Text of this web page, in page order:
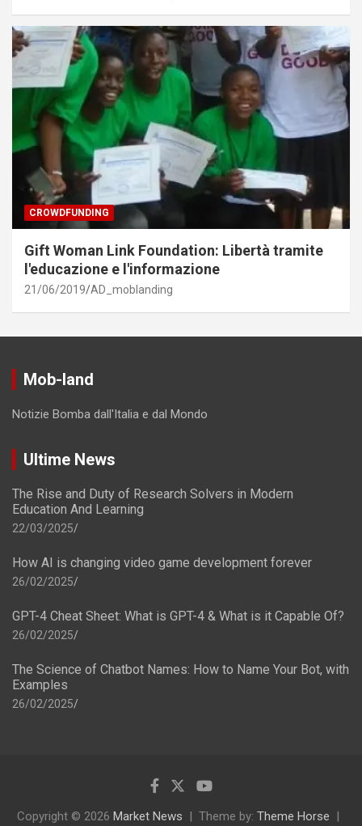
CROWDFUNDING
Gift Woman Link Foundation: Libertà tramite
l'educazione e l'informazione
21/06/2019 AD_moblanding
Mob-land
Notizie Bomba dall'Italia e dal Mondo
Ultime News
The Rise and Duty of Research Solvers in Modern
Education And Learning
22/03/2025
How AI is changing video game development forever
26/02/2025
GPT-4 Cheat Sheet: What is GPT-4 & What is it Capable Of?
26/02/2025
The Science of Chatbot Names: How to Name Your Bot, with
Examples
26/02/2025
Copyright © 2026 Market News Theme by: Theme Horse